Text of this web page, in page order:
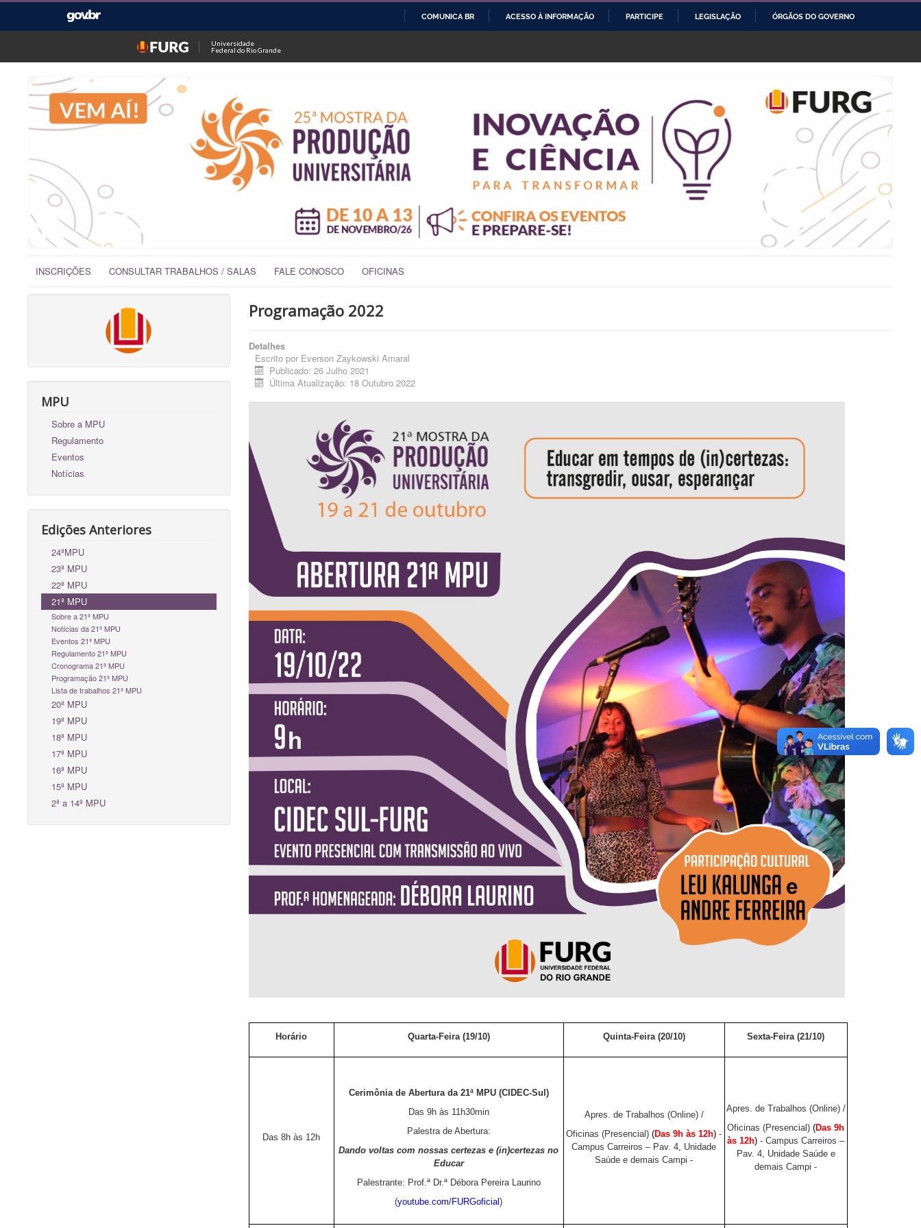
O
COMUNICA BR ACESSO À INFORMAÇÃO PARTICIPE LEGISLAÇÃO ÓRGÃOS DO GOVERNO
Universidade
Federal do Rio Grande
INSCRIÇÕES CONSULTAR TRABALHOS / SALAS FALE CONOSCO OFICINAS
MPU
Sobre a MPU
Regulamento
Eventos
Notícias
Edições Anteriores
24ªMPU
23ª MPU
22ª MPU
21ª MPU
Sobre a 21ª MPU
Notícias da 21ª MPU
Eventos 21ª MPU
Regulamento 21ª MPU
Cronograma 21ª MPU
Programação 21ª MPU
Lista de trabalhos 21ª MPU
20ª MPU
19ª MPU
18ª MPU
17ª MPU
16ª MPU
15ª MPU
2ª a 14ª MPU
Programação 2022
Detalhes
Escrito por Everson Zaykowski Amaral
Publicado: 26 Julho 2021
Última Atualização: 18 Outubro 2022
Horário Quarta-Feira (19/10) Quinta-Feira (20/10) Sexta-Feira (21/10)
Das 8h às 12h
Cerimônia de Abertura da 21ª MPU (CIDEC-Sul)
Das 9h às 11h30min
Palestra de Abertura:
Dando voltas com nossas certezas e (in)certezas no
Educar
Palestrante: Prof.ª Dr.ª Débora Pereira Laurino
(youtube.com/FURGoficial)
Apres. de Trabalhos (Online) /
Oficinas (Presencial)(Das 9h às 12h) -
Campus Carreiros – Pav. 4, Unidade
Saúde e demais Campi -
Apres. de Trabalhos (Online) /
Oficinas (Presencial)(Das 9h
às 12h)- Campus Carreiros –
Pav. 4, Unidade Saúde e
demais Campi -